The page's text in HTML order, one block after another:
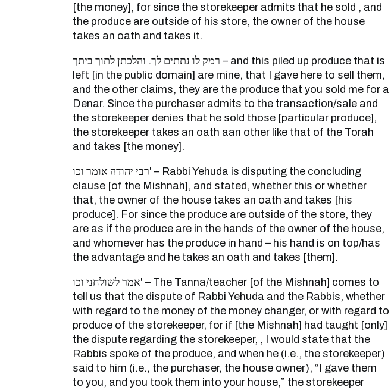
[the money], for since the storekeeper admits that he sold , and
the produce are outside of his store, the owner of the house
takes an oath and takes it.
רמק לו נתתים לך. והלכתן לתוך ביתך – and this piled up produce that is
left [in the public domain] are mine, that I gave here to sell them,
and the other claims, they are the produce that you sold me for a
Denar. Since the purchaser admits to the transaction/sale and
the storekeeper denies that he sold those [particular produce],
the storekeeper takes an oath aan other like that of the Torah
and takes [the money].
רבי יהודה אומר וכו' – Rabbi Yehuda is disputing the concluding
clause [of the Mishnah], and stated, whether this or whether
that, the owner of the house takes an oath and takes [his
produce]. For since the produce are outside of the store, they
are as if the produce are in the hands of the owner of the house,
and whomever has the produce in hand – his hand is on top/has
the advantage and he takes an oath and takes [them].
אמר לשולחני וכו' – The Tanna/teacher [of the Mishnah] comes to
tell us that the dispute of Rabbi Yehuda and the Rabbis, whether
with regard to the money of the money changer, or with regard to
produce of the storekeeper, for if [the Mishnah] had taught [only]
the dispute regarding the storekeeper, , I would state that the
Rabbis spoke of the produce, and when he (i.e., the storekeeper)
said to him (i.e., the purchaser, the house owner), “I gave them
to you, and you took them into your house,” the storekeeper